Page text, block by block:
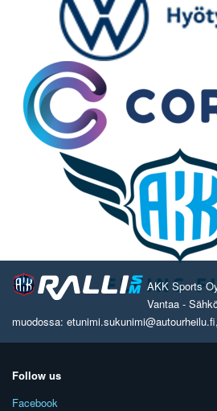
AKK Sports
Vantaa -
muodossa:
Follow us
Facebook